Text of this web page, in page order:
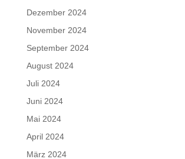
Dezember 2024
November 2024
September 2024
August 2024
Juli 2024
Juni 2024
Mai 2024
April 2024
März 2024